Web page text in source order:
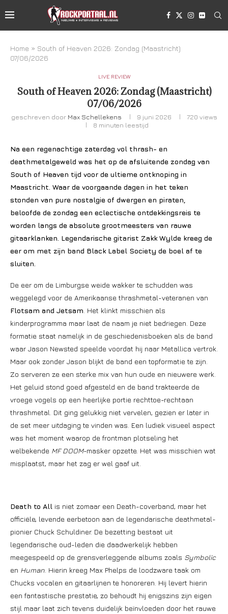
Home » South of Heaven 2026: Zondag (Maastricht)
07/06/2026
LIVE REVIEW
South of Heaven 2026: Zondag (Maastricht)
07/06/2026
geschreven door Max Schellekens 9 juni 2026 720 views
8 minuten leestijd
Na een regenachtige zaterdag vol thrash- en
deathmetalgeweld was het op de afsluitende zondag van
South of Heaven tijd voor de ultieme ontknoping in
Maastricht. Waar de voorgaande dagen in het teken
stonden van pure nostalgie of dwergen en piraten,
beloofde de zondag een eclectische ontdekkingsreis te
worden langs de absolute grootmeesters van rauwe
gitaarklanken. Legendarische gitarist Zakk Wylde kreeg de
eer om met zijn band Black Label Society de boel af te
sluiten.
De eer om de Limburgse weide wakker te schudden was
weggelegd voor de Amerikaanse thrashmetal-veteranen van
Flotsam and Jetsam . Het klinkt misschien als
kinderprogramma maar laat de naam je niet bedriegen. Deze
formatie staat namelijk in de geschiedenisboeken als de band
waar Jason Newsted speelde voordat hij naar Metallica vertrok.
Maar ook zonder Jason blijkt de band een topformatie te zijn.
Zo serveren ze een sterke mix van hun oude en nieuwere werk.
Het geluid stond goed afgesteld en de band trakteerde de
vroege vogels op een heerlijke portie rechttoe-rechtaan
thrashmetal. Dit ging gelukkig niet vervelen, gezien er later in
de set meer uitdaging te vinden was. Een ludiek visueel aspect
was het moment waarop de frontman plotseling het
welbekende MF DOOM-masker opzette. Het was misschien wat
misplaatst, maar het zag er wel gaaf uit.
Death to All is niet zomaar een Death-coverband, maar het
officiële, levende eerbetoon aan de legendarische deathmetal-
pionier Chuck Schuldiner. De bezetting bestaat uit
legendarische oud-leden die daadwerkelijk hebben
meegespeeld op de grensverleggende albums zoals Symbolic
en Human . Hierin kreeg Max Phelps de loodzware taak om
Chucks vocalen en gitaarlijnen te honoreren. Hij levert hierin
een fantastische prestatie, zo behoudt hij enigszins zijn eigen
stijl maar laat zich tevens duidelijk beïnvloeden door het rauwe